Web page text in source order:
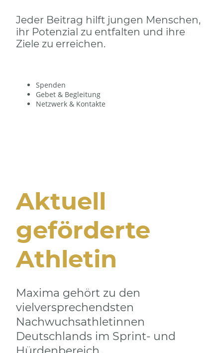
Jeder Beitrag hilft jungen Menschen,
ihr Potenzial zu entfalten und ihre
Ziele zu erreichen.
Spenden
Gebet & Begleitung
Netzwerk & Kontakte
Aktuell
geförderte
Athletin
Maxima gehört zu den
vielversprechendsten
Nachwuchsathletinnen
Deutschlands im Sprint- und